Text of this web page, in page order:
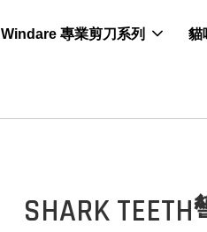
Windare 專業剪刀系列 貓
SHARK